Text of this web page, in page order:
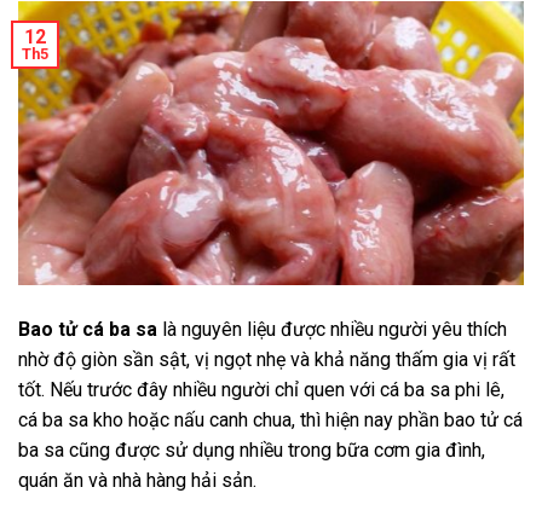
12
Th5
Bao tử cá ba sa là nguyên liệu được nhiều người yêu thích
nhờ độ giòn sần sật, vị ngọt nhẹ và khả năng thấm gia vị rất
tốt. Nếu trước đây nhiều người chỉ quen với cá ba sa phi lê,
cá ba sa kho hoặc nấu canh chua, thì hiện nay phần bao tử cá
ba sa cũng được sử dụng nhiều trong bữa cơm gia đình,
quán ăn và nhà hàng hải sản.